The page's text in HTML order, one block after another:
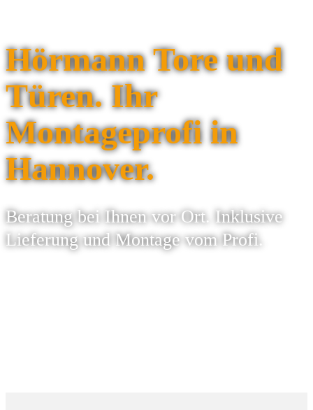
Hörmann Tore und
Türen. Ihr
Montageprofi in
Hannover.
Beratung bei Ihnen vor Ort. Inklusive
Lieferung und Montage vom Profi.